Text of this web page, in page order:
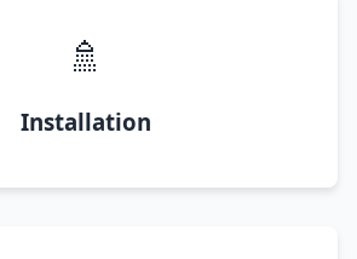
🚿
Installation